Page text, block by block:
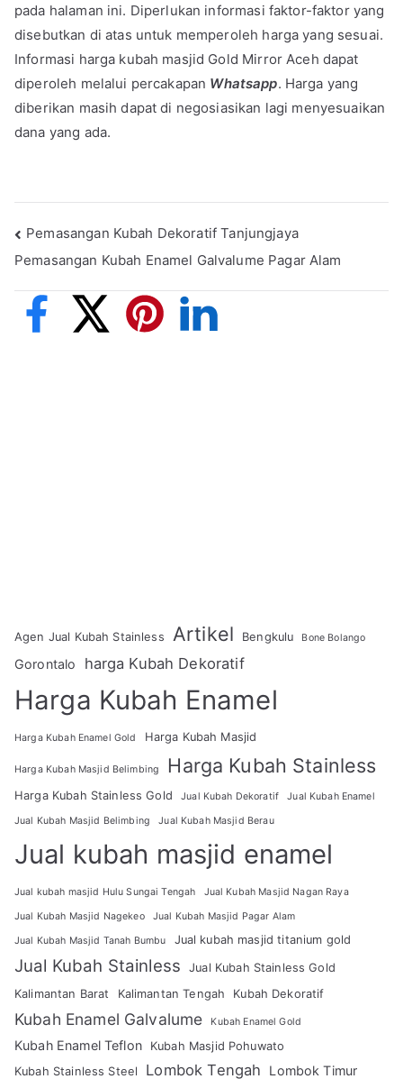
pada halaman ini. Diperlukan informasi faktor-faktor yang
disebutkan di atas untuk memperoleh harga yang sesuai.
Informasi harga kubah masjid Gold Mirror Aceh dapat
diperoleh melalui percakapan Whatsapp. Harga yang
diberikan masih dapat di negosiasikan lagi menyesuaikan
dana yang ada.
Pemasangan Kubah Dekoratif Tanjungjaya
Pemasangan Kubah Enamel Galvalume Pagar Alam
Agen Jual Kubah Stainless Artikel Bengkulu Bone Bolango
Gorontalo harga Kubah Dekoratif
Harga Kubah Enamel
Harga Kubah Enamel Gold Harga Kubah Masjid
Harga Kubah Masjid Belimbing Harga Kubah Stainless
Harga Kubah Stainless Gold Jual Kubah Dekoratif Jual Kubah Enamel
Jual Kubah Masjid Belimbing Jual Kubah Masjid Berau
Jual kubah masjid enamel
Jual kubah masjid Hulu Sungai Tengah Jual Kubah Masjid Nagan Raya
Jual Kubah Masjid Nagekeo Jual Kubah Masjid Pagar Alam
Jual Kubah Masjid Tanah Bumbu Jual kubah masjid titanium gold
Jual Kubah Stainless
Jual Kubah Stainless Gold
Kalimantan Barat
Kalimantan Tengah Kubah Dekoratif
Kubah Enamel Galvalume Kubah Enamel Gold
Kubah Enamel Teflon
Kubah Masjid Pohuwato
Kubah Stainless Steel
Lombok Tengah Lombok Timur